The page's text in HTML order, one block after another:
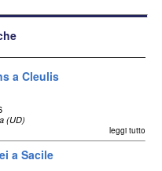
a Cleulis
(UD)
leggi tutto
a Sacile